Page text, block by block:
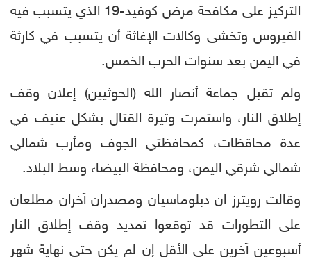
التركيز على مكافحة مرض كوفيد-19 الذي يتسبب فيه
الفيروس وتخشى وكالات الإغاثة أن يتسبب في كارثة
في اليمن بعد سنوات الحرب الخمس.
ولم تقبل جماعة أنصار الله (الحوثيين) إعلان وقف
إطلاق النار، واستمرت وتيرة القتال بشكل عنيف في
عدة محاقظات، كمحافظتي الجوف ومأرب شمالي
شمالي شرقي اليمن، ومحافظة البيضاء وسط البلاد.
وقالت رويترز ان دبلوماسيان ومصدران آخران مطلعان
على التطورات قد توقعوا تمديد وقف إطلاق النار
أسبوعين آخرين على الأقل إن لم يكن حتى نهاية شهر